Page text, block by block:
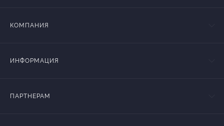
КОМПАНИЯ
ИНФОРМАЦИЯ
ПАРТНЕРАМ